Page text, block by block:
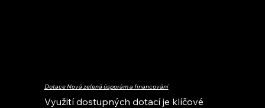
Dotace Nová zelená úsporám a financování
Využití dostupných dotací je klíčové